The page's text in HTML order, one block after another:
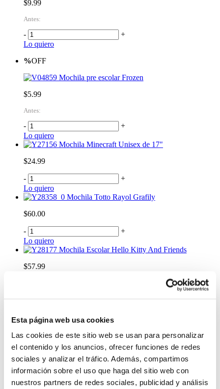
Esta página web usa cookies
Las cookies de este sitio web se usan para personalizar
el contenido y los anuncios, ofrecer funciones de redes
sociales y analizar el tráfico. Además, compartimos
información sobre el uso que haga del sitio web con
nuestros partners de redes sociales, publicidad y análisis
$9.99
Antes:
-
+
Lo quiero
%OFF
Mochila pre escolar Frozen
$5.99
Antes:
-
+
Lo quiero
Mochila Minecraft Unisex de 17"
$24.99
-
+
Lo quiero
Mochila Totto Rayol Grafily
$60.00
-
+
Lo quiero
Mochila Escolar Hello Kitty And Friends
$57.99
$14.98
+
Lo quiero
Mochila Mini de Panda Surtido
$7.99